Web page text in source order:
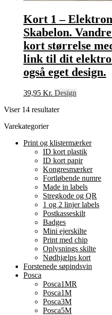
Kort 1 –
Skabelon.
kort størrelse
link til dit
også eget design.
39,95 Kr. Design
Viser 14 resultater
Varekategorier
Print og klistermærker
ID kort plastik
ID kort papir
Kongresmærker
Fortløbende numre
Made in labels
Stregkode og QR
1 og 2 linjer labels
Postkasseskilt
Badges
Mini ejerskilte
Print med chip
Oplysnings skilte
Nødhjælps kort
Forstenede søpindsvin
Posca
Posca1MR
Posca1M
Posca3M
Posca5M